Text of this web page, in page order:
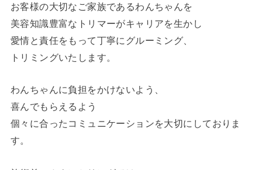
お客様の大切なご家族であるわんちゃんを
美容知識豊富なトリマーがキャリアを生かし
愛情と責任をもって丁寧にグルーミング、
トリミングいたします。
わんちゃんに負担をかけないよう、
喜んでもらえるよう
個々に合ったコミュニケーションを大切にしておりま
す。